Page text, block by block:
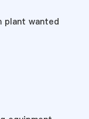
plant wanted